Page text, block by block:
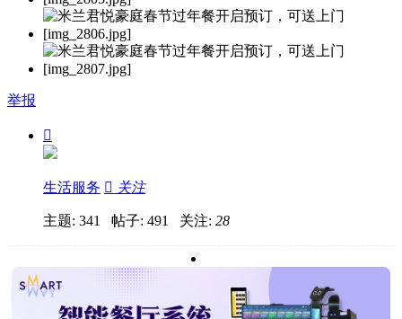
举报

生活服务  关注
主题: 341 帖子: 491 关注: 28